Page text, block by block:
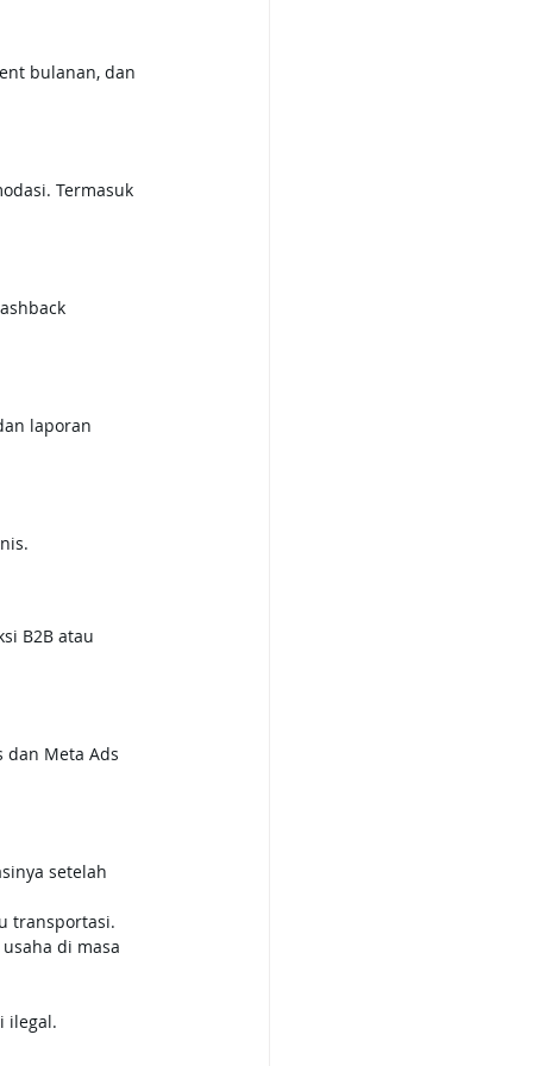
bulanan, dan
Termasuk
laporan
B2B atau
dan Meta Ads
setelah
transportasi.
di masa
ilegal.